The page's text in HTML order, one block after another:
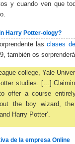
y cuando ven que
Harry Potter-ology?
lasclases
también os
college, Yale
studies. […]
offer a course
the boy wizard,
Harry Potter’.
de la empresa Online